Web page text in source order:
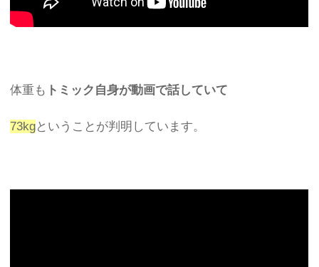
体重も トミック自身が動画で話していて
73kgということが判明しています。